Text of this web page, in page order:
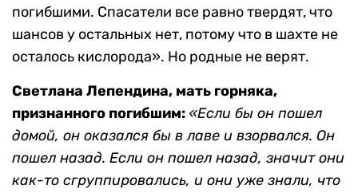
погибшими. Спасатели все равно твердят, что
шансов у остальных нет, потому что в шахте не
осталось кислорода». Но родные не верят.
Светлана Лепендина, мать горняка,
признанного погибшим: «Если бы он пошел
домой, он оказался бы в лаве и взорвался. Он
пошел назад. Если он пошел назад, значит они
как-то сгруппировались, и они уже знали, что